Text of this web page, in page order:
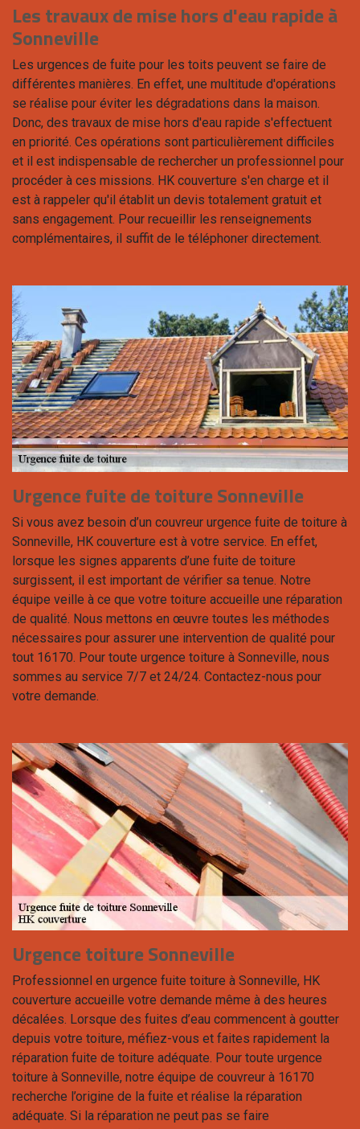
Les travaux de mise hors d'eau rapide à
Sonneville
Les urgences de fuite pour les toits peuvent se faire de
différentes manières. En effet, une multitude d'opérations
se réalise pour éviter les dégradations dans la maison.
Donc, des travaux de mise hors d'eau rapide s'effectuent
en priorité. Ces opérations sont particulièrement difficiles
et il est indispensable de rechercher un professionnel pour
procéder à ces missions. HK couverture s'en charge et il
est à rappeler qu'il établit un devis totalement gratuit et
sans engagement. Pour recueillir les renseignements
complémentaires, il suffit de le téléphoner directement.
Urgence fuite de toiture Sonneville
Si vous avez besoin d’un couvreur urgence fuite de toiture à
Sonneville, HK couverture est à votre service. En effet,
lorsque les signes apparents d’une fuite de toiture
surgissent, il est important de vérifier sa tenue. Notre
équipe veille à ce que votre toiture accueille une réparation
de qualité. Nous mettons en œuvre toutes les méthodes
nécessaires pour assurer une intervention de qualité pour
tout 16170. Pour toute urgence toiture à Sonneville, nous
sommes au service 7/7 et 24/24. Contactez-nous pour
votre demande.
Urgence toiture Sonneville
Professionnel en urgence fuite toiture à Sonneville, HK
couverture accueille votre demande même à des heures
décalées. Lorsque des fuites d’eau commencent à goutter
depuis votre toiture, méfiez-vous et faites rapidement la
réparation fuite de toiture adéquate. Pour toute urgence
toiture à Sonneville, notre équipe de couvreur à 16170
recherche l’origine de la fuite et réalise la réparation
adéquate. Si la réparation ne peut pas se faire